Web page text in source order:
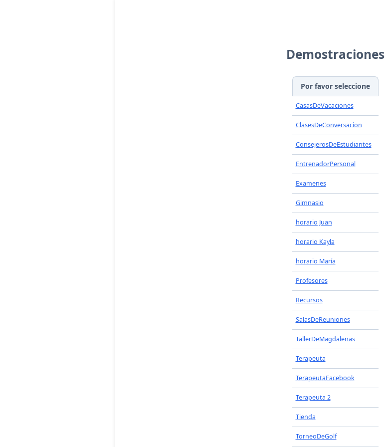
Demostraciones
Por favor seleccione
CasasDeVacaciones
ClasesDeConversacion
ConsejerosDeEstudiantes
EntrenadorPersonal
Examenes
Gimnasio
horario Juan
horario Kayla
horario María
Profesores
Recursos
SalasDeReuniones
TallerDeMagdalenas
Terapeuta
TerapeutaFacebook
Terapeuta 2
Tienda
TorneoDeGolf